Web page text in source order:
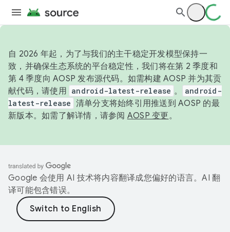
自 2026 年起，为了与我们的主干稳定开发模型保持一
致，并确保生态系统的平台稳定性，我们将在第 2 季度和
第 4 季度向 AOSP 发布源代码。如需构建 AOSP 并为其贡
献代码，请使用 android-latest-release 。
android-
latest-release 清单分支将始终引用推送到 AOSP 的最
新版本。如需了解详情，请参阅 AOSP 变更。
Google 会使用 AI 技术将内容翻译成您偏好的语言。AI 翻
译可能包含错误。